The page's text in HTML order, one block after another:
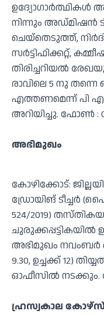
നിന്നും അഡ്മിഷൻ
ചെയ്തെടുത്ത്,
സർട്ടിഫിക്കറ്റ്,
തിരിച്ചറിയൽ
രാവിലെ 5 നു തന്നെ
എത്തണമെന്ന് പി
അറിയിച്ചു. ഫോൺ :
അഭിമുഖം
കോഴിക്കോട്:
ഡ്രോയിങ് ടീച്ചർ
524/2019)
ചുരുക്കപ്പട്ടികയിൽ
അഭിമുഖം നവംബർ
9.30, ഉച്ചക്ക് 12)
ഓഫീസിൽ നടക്കും.
ഹ്രസ്വകാല